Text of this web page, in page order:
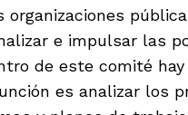
e impulsar las
de este comité
es analizar los